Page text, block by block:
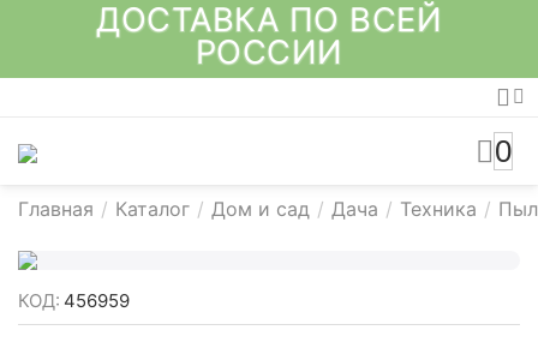
ДОСТАВКА ПО ВСЕЙ
РОССИИ
0
Главная / Каталог / Дом и сад / Дача / Техника /
КОД: 456959